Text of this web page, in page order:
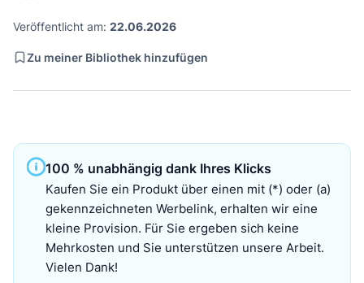
Veröffentlicht am: 22.06.2026
Zu meiner Bibliothek hinzufügen
100 % unabhängig dank Ihres Klicks
Kaufen Sie ein Produkt über einen mit (*) oder (a)
gekennzeichneten Werbelink, erhalten wir eine
kleine Provision. Für Sie ergeben sich keine
Mehrkosten und Sie unterstützen unsere Arbeit.
Vielen Dank!